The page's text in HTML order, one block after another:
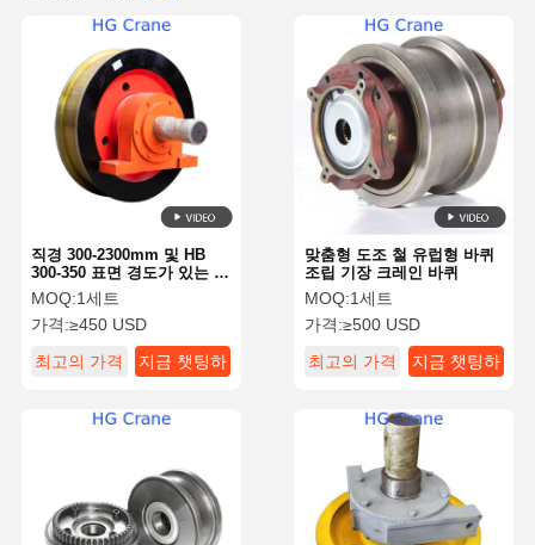
직경 300-2300mm 및 HB
300-350 표면 경도가 있는 철
기 크레인 바퀴
MOQ:1세트
가격:≥450 USD
최고의 가격
지금 챗팅하
맞춤형 도조 철 유럽형 바퀴
조립 기장 크레인 바퀴
MOQ:1세트
가격:≥500 USD
최고의 가격
지금 챗팅하